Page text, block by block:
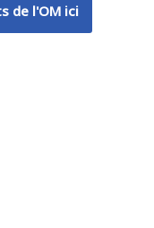
de l'OM ici